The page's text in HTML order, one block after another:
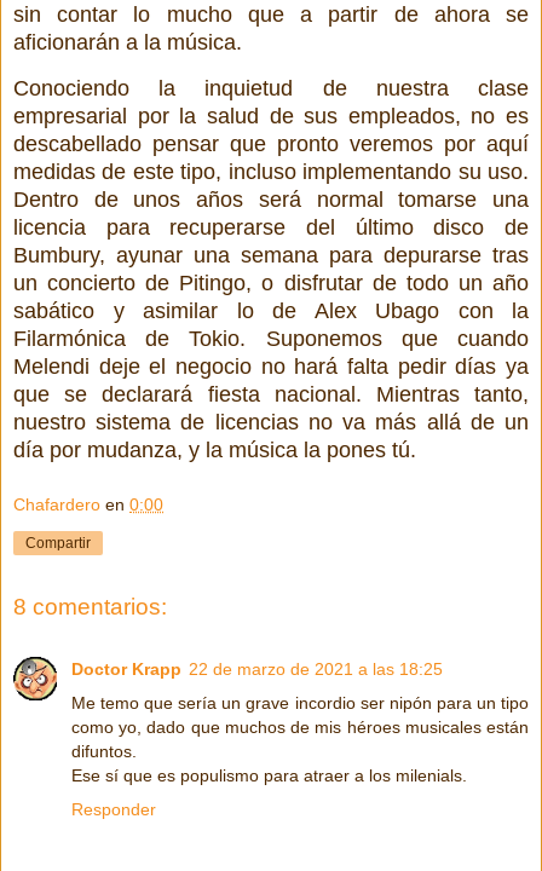
sin contar lo mucho que a partir de ahora se
aficionarán a la música.
Conociendo la inquietud de nuestra clase
empresarial por la salud de sus empleados, no es
descabellado pensar que pronto veremos por aquí
medidas de este tipo, incluso implementando su uso.
Dentro de unos años será normal tomarse una
licencia para recuperarse del último disco de
Bumbury, ayunar una semana para depurarse tras
un concierto de Pitingo, o disfrutar de todo un año
sabático y asimilar lo de Alex Ubago con la
Filarmónica de Tokio. Suponemos que cuando
Melendi deje el negocio no hará falta pedir días ya
que se declarará fiesta nacional. Mientras tanto,
nuestro sistema de licencias no va más allá de un
día por mudanza, y la música la pones tú.
Chafardero en 0:00
Compartir
8 comentarios:
Doctor Krapp 22 de marzo de 2021 a las 18:25
Me temo que sería un grave incordio ser nipón para un tipo
como yo, dado que muchos de mis héroes musicales están
difuntos.
Ese sí que es populismo para atraer a los milenials.
Responder